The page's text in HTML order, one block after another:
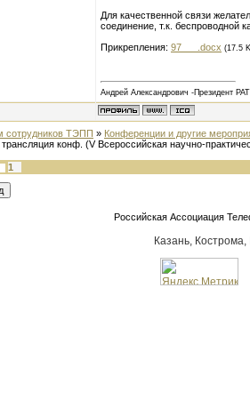
Для качественной связи
соединение, т.к.
Прикрепления: 97___.docx (17.5
Андрей Александрович -Президент
сотрудников ТЭПП » Конференции и другие
конф. (V Всероссийская научно-
1
Российская Ассоциация
Казань,